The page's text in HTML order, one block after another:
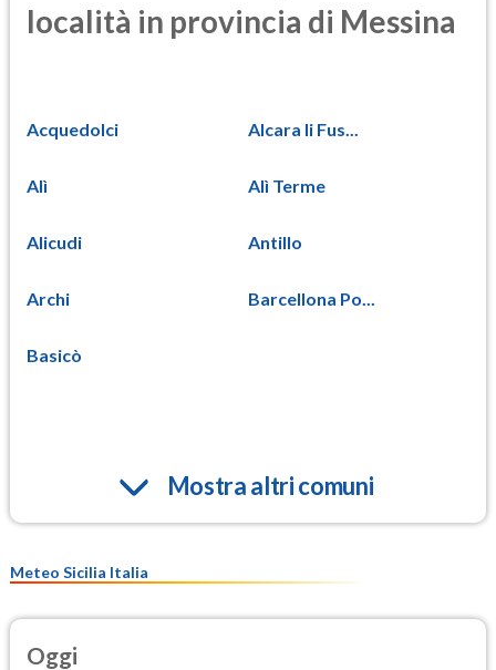
località in provincia di Messina
Acquedolci Alcara li Fus...
Alì Alì Terme
Alicudi Antillo
Archi Barcellona Po...
Basicò
Mostra altri comuni
Meteo Sicilia Italia
Oggi